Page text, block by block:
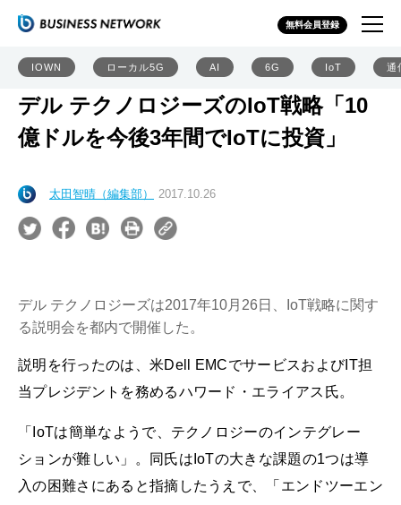
無料会員登録
IOWN ローカル5G AI 6G IoT 通
デル テクノロジーズのIoT戦略「10
億ドルを今後3年間でIoTに投資」
太田智晴（編集部） 2017.10.26
デル テクノロジーズは2017年10月26日、IoT戦略に関す
る説明会を都内で開催した。
説明を行ったのは、米Dell EMCでサービスおよびIT担
当プレジデントを務めるハワード・エライアス氏。
「IoTは簡単なようで、テクノロジーのインテグレー
ションが難しい」。同氏はIoTの大きな課題の1つは導
入の困難さにあると指摘したうえで、「エンドツーエン